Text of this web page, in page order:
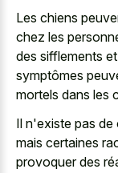
Les chiens
chez les
des sifflements
symptômes
mortels dans les
Il n'existe pas de
mais certaines
provoquer des